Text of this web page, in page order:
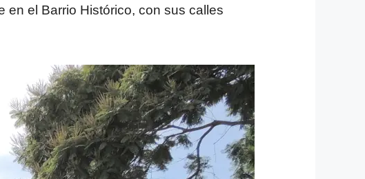
en el Barrio Histórico, con sus calles